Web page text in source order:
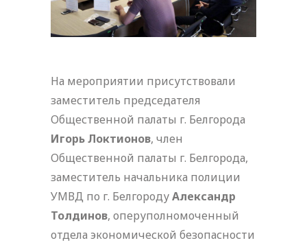
На мероприятии присутствовали
заместитель председателя
Общественной палаты г. Белгорода
Игорь Локтионов, член
Общественной палаты г. Белгорода,
заместитель начальника полиции
УМВД по г. БелгородуАлександр
Толдинов, оперуполномоченный
отдела экономической безопасности